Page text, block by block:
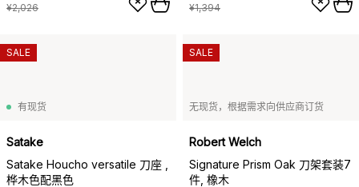
¥2,026 ¥1,394
有现货
Satake
Satake Houcho versatile 刀座 ,
桦木色配黑色
SALE
无现货，根据需求向供应商订货
Robert Welch
Signature Prism Oak 刀架套装7
件, 橡木
SALE